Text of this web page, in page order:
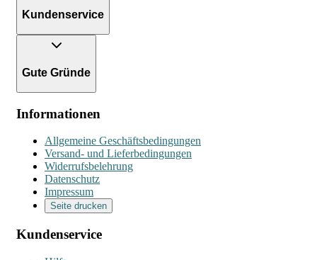
Kundenservice
Gute Gründe
Informationen
Allgemeine Geschäftsbedingungen
Versand- und Lieferbedingungen
Widerrufsbelehrung
Datenschutz
Impressum
Seite drucken
Kundenservice